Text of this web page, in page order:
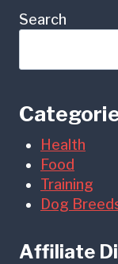
Search
Health
Food
Training
Dog
Affiliate